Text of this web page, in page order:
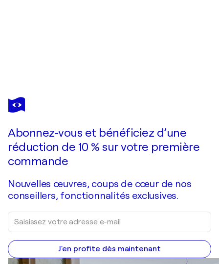
OLIVIER
MESSAS
Je passe commande
Abonnez-vous et bénéficiez d’une
réduction de 10 % sur votre première
commande
Nouvelles œuvres, coups de cœur de nos
conseillers, fonctionnalités exclusives.
J'en profite dès maintenant